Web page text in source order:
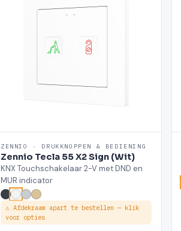
ZENNIO · DRUKKNOPPEN & BEDIENING
Zennio Tecla 55 X2 Sign (Wit)
KNX Touchschakelaar 2-V met DND en
MUR indicator
⚠ Afdekraam apart te bestellen — klik
voor opties